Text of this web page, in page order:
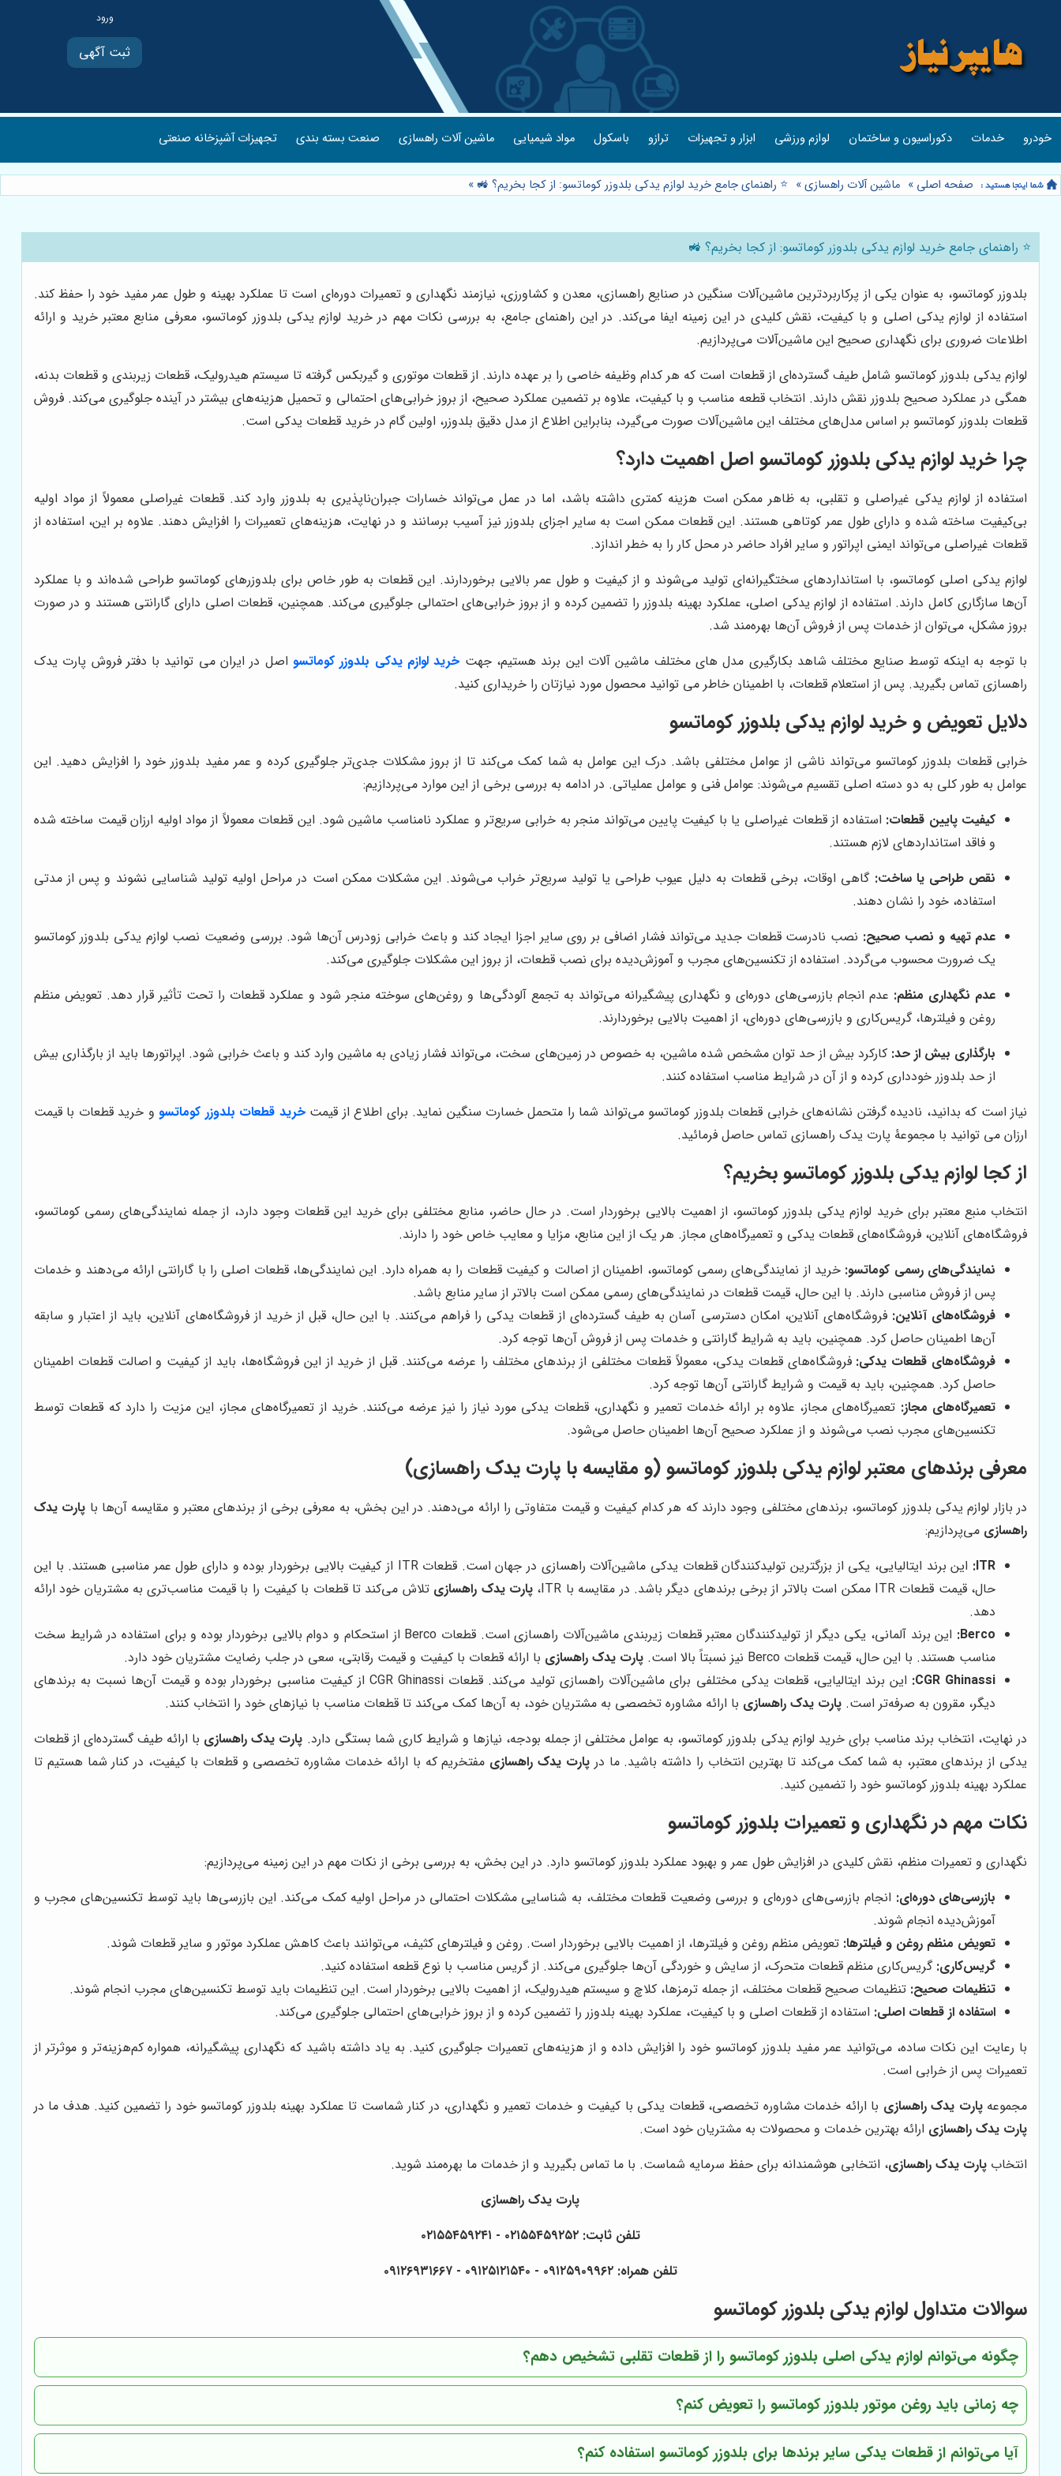
ثبت آگهی
خودرو خدمات دکوراسیون و ساختمان لوازم ورزشی ابزار و تجهیزات ترازو باسکول مواد شیمیایی ماشین آلات راهسازی صنعت بسته بندی تجهیزات آشپزخانه صنعتی
صفحه اصلی » ماشین آلات راهسازی» ⭐️ راهنمای جامع خرید لوازم یدکی بلدوزر کوماتسو: از کجا بخریم؟ 🚜 »
⭐️ راهنمای جامع خرید لوازم یدکی بلدوزر کوماتسو: از کجا بخریم؟ 🚜
بلدوزر کوماتسو، به عنوان یکی از پرکاربردترین ماشین‌آلات سنگین در صنایع راهسازی، معدن و کشاورزی، نیازمند نگهداری و تعمیرات دوره‌ای است تا عملکرد بهینه و طول عمر مفید خود را حفظ کند.
استفاده از لوازم یدکی اصلی و با کیفیت، نقش کلیدی در این زمینه ایفا می‌کند. در این راهنمای جامع، به بررسی نکات مهم در خرید لوازم یدکی بلدوزر کوماتسو، معرفی منابع معتبر خرید و ارائه
اطلاعات ضروری برای نگهداری صحیح این ماشین‌آلات می‌پردازیم.
لوازم یدکی بلدوزر کوماتسو شامل طیف گسترده‌ای از قطعات است که هر کدام وظیفه خاصی را بر عهده دارند. از قطعات موتوری و گیربکس گرفته تا سیستم هیدرولیک، قطعات زیربندی و قطعات بدنه،
همگی در عملکرد صحیح بلدوزر نقش دارند. انتخاب قطعه مناسب و با کیفیت، علاوه بر تضمین عملکرد صحیح، از بروز خرابی‌های احتمالی و تحمیل هزینه‌های بیشتر در آینده جلوگیری می‌کند. فروش
قطعات بلدوزر کوماتسو بر اساس مدل‌های مختلف این ماشین‌آلات صورت می‌گیرد، بنابراین اطلاع از مدل دقیق بلدوزر، اولین گام در خرید قطعات یدکی است.
چرا خرید لوازم یدکی بلدوزر کوماتسو اصل اهمیت دارد؟
استفاده از لوازم یدکی غیراصلی و تقلبی، به ظاهر ممکن است هزینه کمتری داشته باشد، اما در عمل می‌تواند خسارات جبران‌ناپذیری به بلدوزر وارد کند. قطعات غیراصلی معمولاً از مواد اولیه
بی‌کیفیت ساخته شده و دارای طول عمر کوتاهی هستند. این قطعات ممکن است به سایر اجزای بلدوزر نیز آسیب برسانند و در نهایت، هزینه‌های تعمیرات را افزایش دهند. علاوه بر این، استفاده از
قطعات غیراصلی می‌تواند ایمنی اپراتور و سایر افراد حاضر در محل کار را به خطر اندازد.
لوازم یدکی اصلی کوماتسو، با استانداردهای سختگیرانه‌ای تولید می‌شوند و از کیفیت و طول عمر بالایی برخوردارند. این قطعات به طور خاص برای بلدوزرهای کوماتسو طراحی شده‌اند و با عملکرد
آن‌ها سازگاری کامل دارند. استفاده از لوازم یدکی اصلی، عملکرد بهینه بلدوزر را تضمین کرده و از بروز خرابی‌های احتمالی جلوگیری می‌کند. همچنین، قطعات اصلی دارای گارانتی هستند و در صورت
بروز مشکل، می‌توان از خدمات پس از فروش آن‌ها بهره‌مند شد.
با توجه به اینکه توسط صنایع مختلف شاهد بکارگیری مدل های مختلف ماشین آلات این برند هستیم، جهت خرید لوازم یدکی بلدوزر کوماتسو اصل در ایران می توانید با دفتر فروش پارت یدک
راهسازی تماس بگیرید. پس از استعلام قطعات، با اطمینان خاطر می توانید محصول مورد نیازتان را خریداری کنید.
دلایل تعویض و خرید لوازم یدکی بلدوزر کوماتسو
خرابی قطعات بلدوزر کوماتسو می‌تواند ناشی از عوامل مختلفی باشد. درک این عوامل به شما کمک می‌کند تا از بروز مشکلات جدی‌تر جلوگیری کرده و عمر مفید بلدوزر خود را افزایش دهید. این
عوامل به طور کلی به دو دسته اصلی تقسیم می‌شوند: عوامل فنی و عوامل عملیاتی. در ادامه به بررسی برخی از این موارد می‌پردازیم:
کیفیت پایین قطعات: استفاده از قطعات غیراصلی یا با کیفیت پایین می‌تواند منجر به خرابی سریع‌تر و عملکرد نامناسب ماشین شود. این قطعات معمولاً از مواد اولیه ارزان قیمت ساخته شده
و فاقد استانداردهای لازم هستند.
نقص طراحی یا ساخت: گاهی اوقات، برخی قطعات به دلیل عیوب طراحی یا تولید سریع‌تر خراب می‌شوند. این مشکلات ممکن است در مراحل اولیه تولید شناسایی نشوند و پس از مدتی
استفاده، خود را نشان دهند.
عدم تهیه و نصب صحیح: نصب نادرست قطعات جدید می‌تواند فشار اضافی بر روی سایر اجزا ایجاد کند و باعث خرابی زودرس آن‌ها شود. بررسی وضعیت نصب لوازم یدکی بلدوزر کوماتسو
یک ضرورت محسوب می‌گردد. استفاده از تکنسین‌های مجرب و آموزش‌دیده برای نصب قطعات، از بروز این مشکلات جلوگیری می‌کند.
عدم نگهداری منظم: عدم انجام بازرسی‌های دوره‌ای و نگهداری پیشگیرانه می‌تواند به تجمع آلودگی‌ها و روغن‌های سوخته منجر شود و عملکرد قطعات را تحت تأثیر قرار دهد. تعویض منظم
روغن و فیلترها، گریس‌کاری و بازرسی‌های دوره‌ای، از اهمیت بالایی برخوردارند.
بارگذاری بیش از حد: کارکرد بیش از حد توان مشخص شده ماشین، به خصوص در زمین‌های سخت، می‌تواند فشار زیادی به ماشین وارد کند و باعث خرابی شود. اپراتورها باید از بارگذاری بیش
از حد بلدوزر خودداری کرده و از آن در شرایط مناسب استفاده کنند.
نیاز است که بدانید، نادیده گرفتن نشانه‌های خرابی قطعات بلدوزر کوماتسو می‌تواند شما را متحمل خسارت سنگین نماید. برای اطلاع از قیمتخرید قطعات بلدوزر کوماتسو و خرید قطعات با قیمت
ارزان می توانید با مجموعۀ پارت یدک راهسازی تماس حاصل فرمائید.
از کجا لوازم یدکی بلدوزر کوماتسو بخریم؟
انتخاب منبع معتبر برای خرید لوازم یدکی بلدوزر کوماتسو، از اهمیت بالایی برخوردار است. در حال حاضر، منابع مختلفی برای خرید این قطعات وجود دارد، از جمله نمایندگی‌های رسمی کوماتسو،
فروشگاه‌های آنلاین، فروشگاه‌های قطعات یدکی و تعمیرگاه‌های مجاز. هر یک از این منابع، مزایا و معایب خاص خود را دارند.
نمایندگی‌های رسمی کوماتسو: خرید از نمایندگی‌های رسمی کوماتسو، اطمینان از اصالت و کیفیت قطعات را به همراه دارد. این نمایندگی‌ها، قطعات اصلی را با گارانتی ارائه می‌دهند و خدمات
پس از فروش مناسبی دارند. با این حال، قیمت قطعات در نمایندگی‌های رسمی ممکن است بالاتر از سایر منابع باشد.
فروشگاه‌های آنلاین: فروشگاه‌های آنلاین، امکان دسترسی آسان به طیف گسترده‌ای از قطعات یدکی را فراهم می‌کنند. با این حال، قبل از خرید از فروشگاه‌های آنلاین، باید از اعتبار و سابقه
آن‌ها اطمینان حاصل کرد. همچنین، باید به شرایط گارانتی و خدمات پس از فروش آن‌ها توجه کرد.
فروشگاه‌های قطعات یدکی: فروشگاه‌های قطعات یدکی، معمولاً قطعات مختلفی از برندهای مختلف را عرضه می‌کنند. قبل از خرید از این فروشگاه‌ها، باید از کیفیت و اصالت قطعات اطمینان
حاصل کرد. همچنین، باید به قیمت و شرایط گارانتی آن‌ها توجه کرد.
تعمیرگاه‌های مجاز: تعمیرگاه‌های مجاز، علاوه بر ارائه خدمات تعمیر و نگهداری، قطعات یدکی مورد نیاز را نیز عرضه می‌کنند. خرید از تعمیرگاه‌های مجاز، این مزیت را دارد که قطعات توسط
تکنسین‌های مجرب نصب می‌شوند و از عملکرد صحیح آن‌ها اطمینان حاصل می‌شود.
معرفی برندهای معتبر لوازم یدکی بلدوزر کوماتسو (و مقایسه با پارت یدک راهسازی)
در بازار لوازم یدکی بلدوزر کوماتسو، برندهای مختلفی وجود دارند که هر کدام کیفیت و قیمت متفاوتی را ارائه می‌دهند. در این بخش، به معرفی برخی از برندهای معتبر و مقایسه آن‌ها با پارت یدک
راهسازی می‌پردازیم:
ITR:
این برند ایتالیایی، یکی از بزرگترین تولیدکنندگان قطعات یدکی ماشین‌آلات راهسازی در جهان است. قطعات ITR از کیفیت بالایی برخوردار بوده و دارای طول عمر مناسبی هستند. با این
حال، قیمت قطعات ITR ممکن است بالاتر از برخی برندهای دیگر باشد. در مقایسه با ITR،
پارت یدک راهسازی تلاش می‌کند تا قطعات با کیفیت را با قیمت مناسب‌تری به مشتریان خود ارائه
دهد.
Berco:
این برند آلمانی، یکی دیگر از تولیدکنندگان معتبر قطعات زیربندی ماشین‌آلات راهسازی است. قطعات Berco از استحکام و دوام بالایی برخوردار بوده و برای استفاده در شرایط سخت
مناسب هستند. با این حال، قیمت قطعات Berco نیز نسبتاً بالا است.
پارت یدک راهسازی با ارائه قطعات با کیفیت و قیمت رقابتی، سعی در جلب رضایت مشتریان خود دارد.
CGR Ghinassi:
این برند ایتالیایی، قطعات یدکی مختلفی برای ماشین‌آلات راهسازی تولید می‌کند. قطعات CGR Ghinassi از کیفیت مناسبی برخوردار بوده و قیمت آن‌ها نسبت به برندهای
دیگر، مقرون به صرفه‌تر است. پارت یدک راهسازی با ارائه مشاوره تخصصی به مشتریان خود، به آن‌ها کمک می‌کند تا قطعات مناسب با نیازهای خود را انتخاب کنند.
در نهایت، انتخاب برند مناسب برای خرید لوازم یدکی بلدوزر کوماتسو، به عوامل مختلفی از جمله بودجه، نیازها و شرایط کاری شما بستگی دارد. پارت یدک راهسازی با ارائه طیف گسترده‌ای از قطعات
یدکی از برندهای معتبر، به شما کمک می‌کند تا بهترین انتخاب را داشته باشید. ما درپارت یدک راهسازی مفتخریم که با ارائه خدمات مشاوره تخصصی و قطعات با کیفیت، در کنار شما هستیم تا
عملکرد بهینه بلدوزر کوماتسو خود را تضمین کنید.
نکات مهم در نگهداری و تعمیرات بلدوزر کوماتسو
نگهداری و تعمیرات منظم، نقش کلیدی در افزایش طول عمر و بهبود عملکرد بلدوزر کوماتسو دارد. در این بخش، به بررسی برخی از نکات مهم در این زمینه می‌پردازیم:
بازرسی‌های دوره‌ای: انجام بازرسی‌های دوره‌ای و بررسی وضعیت قطعات مختلف، به شناسایی مشکلات احتمالی در مراحل اولیه کمک می‌کند. این بازرسی‌ها باید توسط تکنسین‌های مجرب و
آموزش‌دیده انجام شوند.
تعویض منظم روغن و فیلترها: تعویض منظم روغن و فیلترها، از اهمیت بالایی برخوردار است. روغن و فیلترهای کثیف، می‌توانند باعث کاهش عملکرد موتور و سایر قطعات شوند.
گریس‌کاری: گریس‌کاری منظم قطعات متحرک، از سایش و خوردگی آن‌ها جلوگیری می‌کند. از گریس مناسب با نوع قطعه استفاده کنید.
تنظیمات صحیح: تنظیمات صحیح قطعات مختلف، از جمله ترمزها، کلاچ و سیستم هیدرولیک، از اهمیت بالایی برخوردار است. این تنظیمات باید توسط تکنسین‌های مجرب انجام شوند.
استفاده از قطعات اصلی: استفاده از قطعات اصلی و با کیفیت، عملکرد بهینه بلدوزر را تضمین کرده و از بروز خرابی‌های احتمالی جلوگیری می‌کند.
با رعایت این نکات ساده، می‌توانید عمر مفید بلدوزر کوماتسو خود را افزایش داده و از هزینه‌های تعمیرات جلوگیری کنید. به یاد داشته باشید که نگهداری پیشگیرانه، همواره کم‌هزینه‌تر و موثرتر از
تعمیرات پس از خرابی است.
مجموعهپارت یدک راهسازی با ارائه خدمات مشاوره تخصصی، قطعات یدکی با کیفیت و خدمات تعمیر و نگهداری، در کنار شماست تا عملکرد بهینه بلدوزر کوماتسو خود را تضمین کنید. هدف ما در
پارت یدک راهسازی ارائه بهترین خدمات و محصولات به مشتریان خود است.
انتخاب پارت یدک راهسازی، انتخابی هوشمندانه برای حفظ سرمایه شماست. با ما تماس بگیرید و از خدمات ما بهره‌مند شوید.
پارت یدک راهسازی
تلفن ثابت: ۰۲۱۵۵۴۵۹۲۵۲ - ۰۲۱۵۵۴۵۹۲۴۱
تلفن همراه: ۰۹۱۲۵۹۰۹۹۶۲ - ۰۹۱۲۵۱۲۱۵۴۰‌‌‌ - ۰۹۱۲۶۹۳۱۶۶۷
سوالات متداول لوازم یدکی بلدوزر کوماتسو
چگونه می‌توانم لوازم یدکی اصلی بلدوزر کوماتسو را از قطعات تقلبی تشخیص دهم؟
چه زمانی باید روغن موتور بلدوزر کوماتسو را تعویض کنم؟
آیا می‌توانم از قطعات یدکی سایر برندها برای بلدوزر کوماتسو استفاده کنم؟